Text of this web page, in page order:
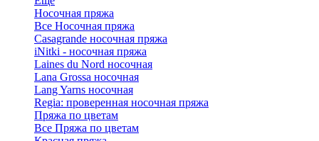
Носочная пряжа
Все Носочная пряжа
Casagrande носочная пряжа
iNitki - носочная пряжа
Laines du Nord носочная
Lana Grossa носочная
Lang Yarns носочная
Regia: проверенная носочная пряжа
Пряжа по цветам
Все Пряжа по цветам